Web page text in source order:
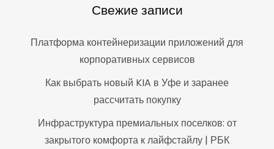
Свежие записи
Платформа контейнеризации приложений для
корпоративных сервисов
Как выбрать новый KIA в Уфе и заранее
рассчитать покупку
Инфраструктура премиальных поселков: от
закрытого комфорта к лайфстайлу | РБК